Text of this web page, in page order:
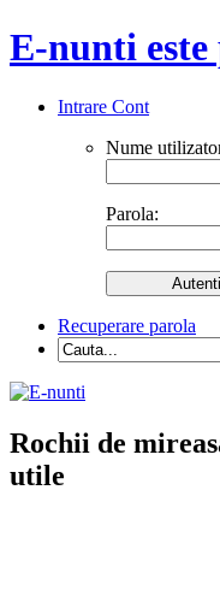
E-nunti
Intrare Cont
Nume
Parola:
Recuperare parola
Rochii de
utile